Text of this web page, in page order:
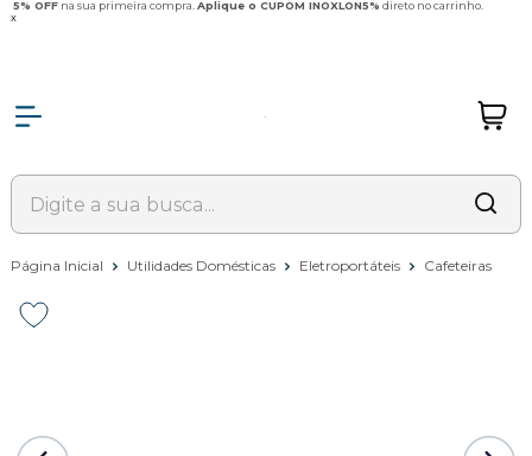
5% OFFna sua primeira compra. Aplique o CUPOM INOXLON5% direto no carrinho.
x
Página Inicial Utilidades Domésticas Eletroportáteis Cafeteiras